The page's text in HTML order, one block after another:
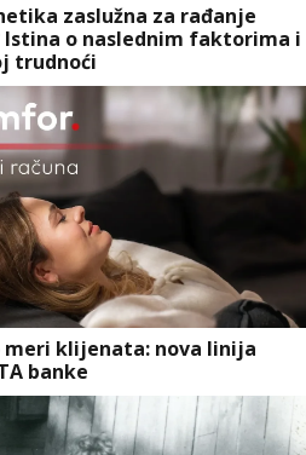
zaslužna za rađanje
Istina o naslednim faktorima i
trudnoći
meri klijenata: nova linija
banke